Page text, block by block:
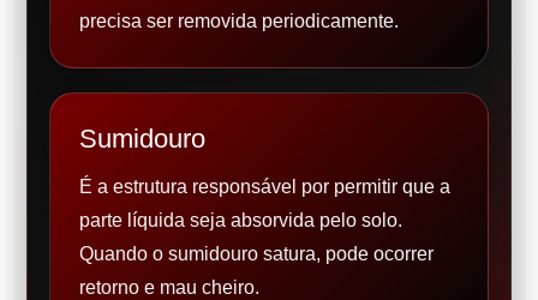
precisa ser removida periodicamente.
Sumidouro
É a estrutura responsável por permitir que a
parte líquida seja absorvida pelo solo.
Quando o sumidouro satura, pode ocorrer
retorno e mau cheiro.